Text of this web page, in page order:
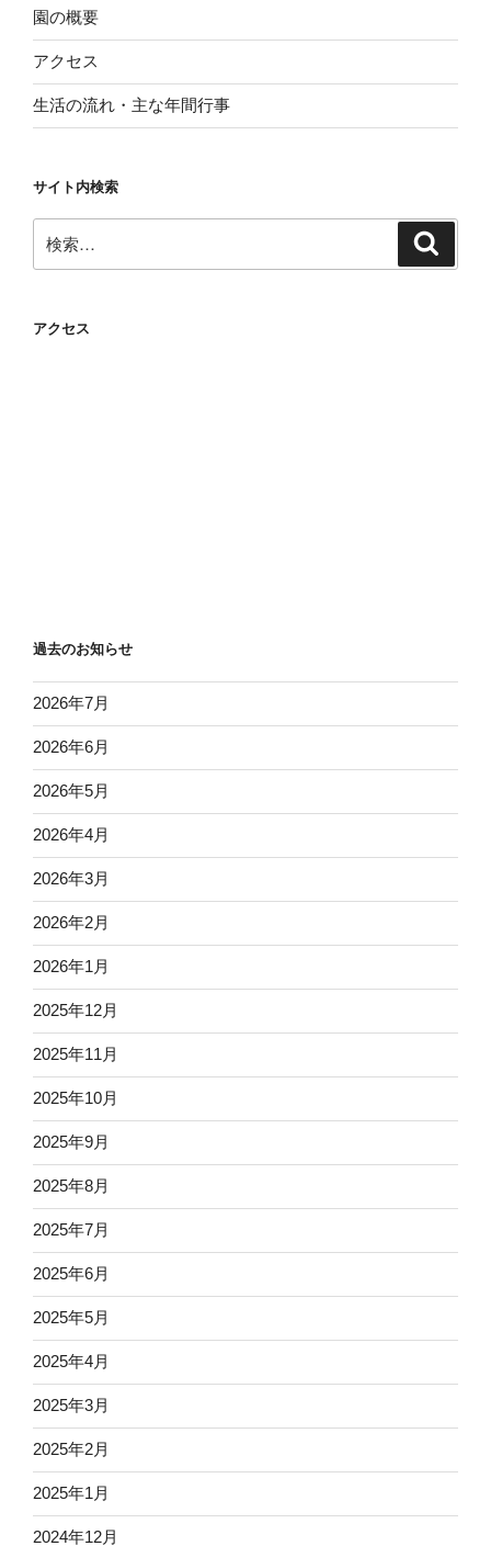
園の概要
アクセス
生活の流れ・主な年間行事
サイト内検索
索:
アクセス
過去のお知らせ
2026年7月
2026年6月
2026年5月
2026年4月
2026年3月
2026年2月
2026年1月
2025年12月
2025年11月
2025年10月
2025年9月
2025年8月
2025年7月
2025年6月
2025年5月
2025年4月
2025年3月
2025年2月
2025年1月
2024年12月